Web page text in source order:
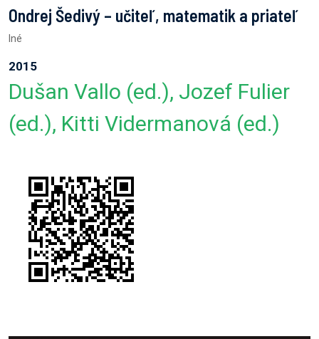
Ondrej Šedivý – učiteľ, matematik a priateľ
Iné
2015
Dušan Vallo (ed.), Jozef Fulier
(ed.), Kitti Vidermanová (ed.)